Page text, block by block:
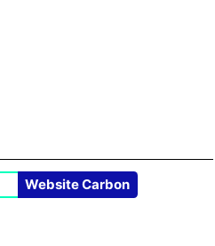
Website Carbon